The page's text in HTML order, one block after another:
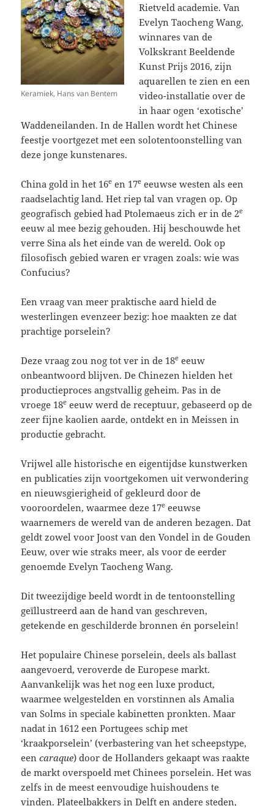
Keramiek, Hans van Bentem
Rietveld academie. Van
Evelyn Taocheng Wang,
winnares van de
Volkskrant Beeldende
Kunst Prijs 2016, zijn
aquarellen te zien en een
video-installatie over de
in haar ogen ‘exotische’
Waddeneilanden. In de Hallen wordt het Chinese
feestje voortgezet met een solotentoonstelling van
deze jonge kunstenares.
China gold in het 16e en 17e eeuwse westen als een
raadselachtig land. Het riep tal van vragen op. Op
geografisch gebied had Ptolemaeus zich er in de 2e
eeuw al mee bezig gehouden. Hij beschouwde het
verre Sina als het einde van de wereld. Ook op
filosofisch gebied waren er vragen zoals: wie was
Confucius?
Een vraag van meer praktische aard hield de
westerlingen evenzeer bezig: hoe maakten ze dat
prachtige porselein?
Deze vraag zou nog tot ver in de 18e eeuw
onbeantwoord blijven. De Chinezen hielden het
productieproces angstvallig geheim. Pas in de
vroege 18e eeuw werd de receptuur, gebaseerd op de
zeer fijne kaolien aarde, ontdekt en in Meissen in
productie gebracht.
Vrijwel alle historische en eigentijdse kunstwerken
en publicaties zijn voortgekomen uit verwondering
en nieuwsgierigheid of gekleurd door de
vooroordelen, waarmee deze 17e eeuwse
waarnemers de wereld van de anderen bezagen. Dat
geldt zowel voor Joost van den Vondel in de Gouden
Eeuw, over wie straks meer, als voor de eerder
genoemde Evelyn Taocheng Wang.
Dit tweezijdige beeld wordt in de tentoonstelling
geïllustreerd aan de hand van geschreven,
getekende en geschilderde bronnen én porselein!
Het populaire Chinese porselein, deels als ballast
aangevoerd, veroverde de Europese markt.
Aanvankelijk was het nog een luxe product,
waarmee welgestelden en vorstinnen als Amalia
van Solms in speciale kabinetten pronkten. Maar
nadat in 1612 een Portugees schip met
‘kraakporselein’ (verbastering van het scheepstype,
eencaraque) door de Hollanders gekaapt was raakte
de markt overspoeld met Chinees porselein. Het was
zelfs in de meest eenvoudige huishoudens te
vinden. Plateelbakkers in Delft en andere steden,